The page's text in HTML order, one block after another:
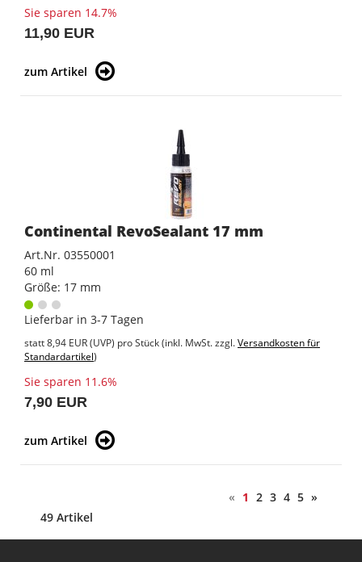
Sie sparen 14.7%
11,90 EUR
zum Artikel
Continental RevoSealant 17 mm
Art.Nr. 03550001
60 ml
Größe: 17 mm
Lieferbar in 3-7 Tagen
statt8,94 EUR(UVP) pro Stück (inkl. MwSt. zzgl.Versandkosten für
Standardartikel)
Sie sparen 11.6%
7,90 EUR
zum Artikel
« 1 2 3 4 5 »
49 Artikel